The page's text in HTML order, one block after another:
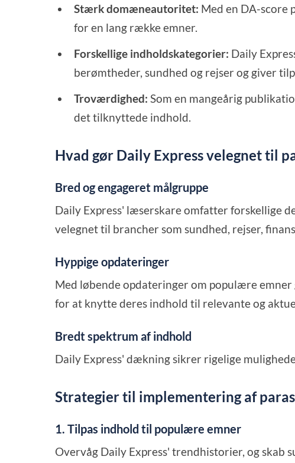
Stærk domæneautoritet: Med en DA-score
for en lang række emner.
Forskellige indholdskategorier: Daily
berømtheder, sundhed og rejser og giver
Troværdighed: Som en mangeårig
det tilknyttede indhold.
Hvad gør Daily Express velegnet til
Bred og engageret målgruppe
Daily Express' læserskare omfatter forskellige
velegnet til brancher som sundhed, rejser,
Hyppige opdateringer
Med løbende opdateringer om populære
for at knytte deres indhold til relevante og
Bredt spektrum af indhold
Daily Express' dækning sikrer rigelige
Strategier til implementering af
1. Tilpas indhold til populære emner
Overvåg Daily Express' trendhistorier, og skab